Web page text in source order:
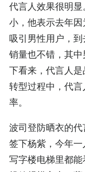
代言人效果很明
小，他表示去年
吸引男性用户，
销量也不错，其
下看来，代言人
转型过程中，代
率。
波司登防晒衣的
签下杨紫，今年一
写字楼电梯里都